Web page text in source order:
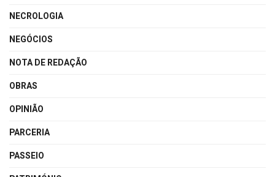
NECROLOGIA
NEGÓCIOS
NOTA DE REDAÇÃO
OBRAS
OPINIÃO
PARCERIA
PASSEIO